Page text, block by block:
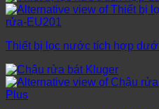
Thiết bị lọc nước tích hợp